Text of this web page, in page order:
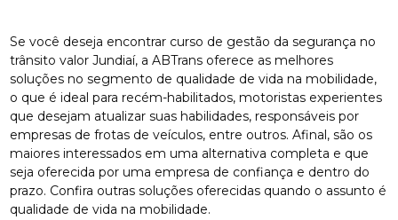
Se você deseja encontrar curso de gestão da segurança no
trânsito valor Jundiaí, a ABTrans oferece as melhores
soluções no segmento de qualidade de vida na mobilidade,
o que é ideal para recém-habilitados, motoristas experientes
que desejam atualizar suas habilidades, responsáveis por
empresas de frotas de veículos, entre outros. Afinal, são os
maiores interessados em uma alternativa completa e que
seja oferecida por uma empresa de confiança e dentro do
prazo. Confira outras soluções oferecidas quando o assunto é
qualidade de vida na mobilidade.